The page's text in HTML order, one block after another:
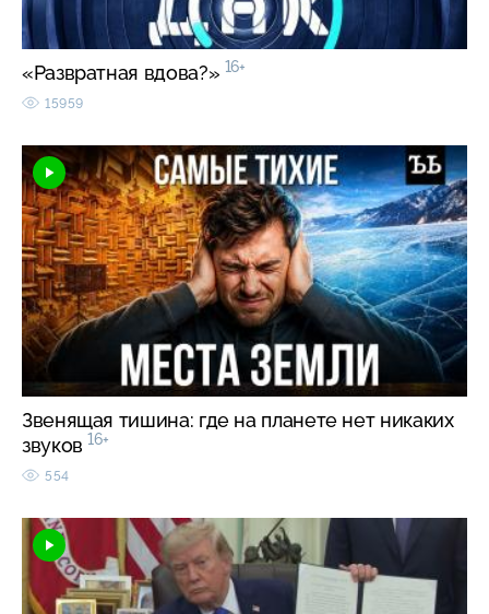
«Развратная вдова?» 16+
15959
Звенящая тишина: где на планете нет никаких
звуков 16+
554